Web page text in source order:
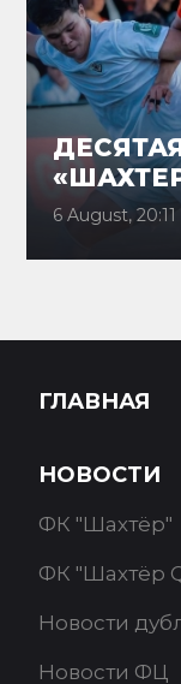
6 August, 20:11
ГЛАВНАЯ
НОВОСТИ
ФК "Шахтёр"
ФК "Шахтёр
Новости
Новости ФЦ